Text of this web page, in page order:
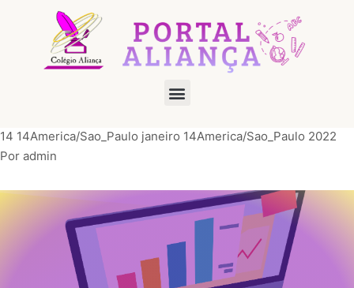
14 14America/Sao_Paulo janeiro 14America/Sao_Paulo 2022
Por admin